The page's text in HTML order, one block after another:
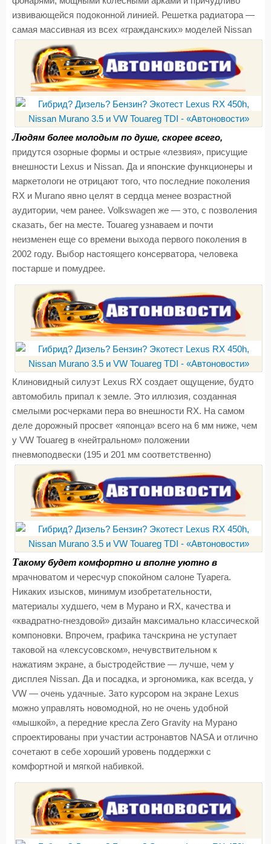
извивающейся подоконной линией. Решетка радиатора —
самая массивная из всех «гражданских» моделей Nissan
Людям более молодым по душе, скорее всего,
придутся озорные формы и острые «лезвия», присущие
внешности Lexus и Nissan. Да и японские функционеры и
маркетологи не отрицают того, что последние поколения
RX и Murano явно целят в сердца менее возрастной
аудитории, чем ранее. Volkswagen же — это, с позволения
сказать, бег на месте. Touareg узнаваем и почти
неизменен еще со времени выхода первого поколения в
2002 году. Выбор настоящего консерватора, человека
постарше и помудрее.
Клиновидный силуэт Lexus RX создает ощущение, будто
автомобиль припал к земле. Это иллюзия, созданная
смелыми росчерками пера во внешности RX. На самом
деле дорожный просвет «японца» всего на 6 мм ниже, чем
у VW Touareg в «нейтральном» положении
пневмоподвески (195 и 201 мм соответственно)
Такому будет комфортно и вполне уютно в
мрачноватом и чересчур спокойном салоне Туарега.
Никаких изысков, минимум изобретательности,
материалы худшего, чем в Мурано и RX, качества и
«квадратно-гнездовой» дизайн максимально классической
компоновки. Впрочем, графика тачскрина не уступает
таковой на «лексусовском», нечувствительном к
нажатиям экране, а быстродействие — лучше, чем у
дисплея Nissan. Да и посадка, и эргономика, как всегда, у
VW — очень удачные. Зато курсором на экране Lexus
можно управлять новомодной, но не очень удобной
«мышкой», а передние кресла Zero Gravity на Мурано
спроектированы при участии астронавтов NASA и отлично
сочетают в себе хороший уровень поддержки с
комфортной и мягкой набивкой.